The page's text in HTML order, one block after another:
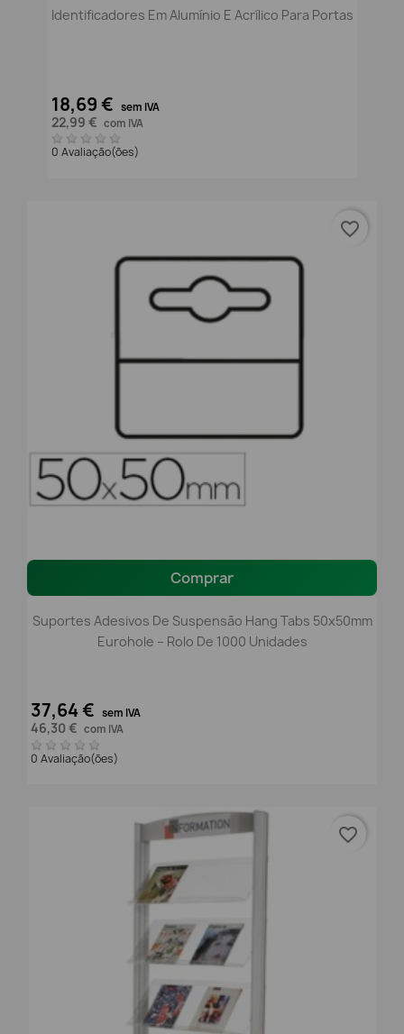
Identificadores Em Alumínio E Acrílico Para Portas
18,69 € sem IVA
22,99 € com IVA
0 Avaliação(ões)
Comprar
Suportes Adesivos De Suspensão Hang Tabs 50x50mm
Eurohole – Rolo De 1000 Unidades
37,64 € sem IVA
46,30 € com IVA
0 Avaliação(ões)
favorite_border
favorite_border